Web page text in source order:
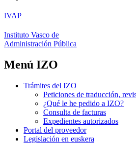
IVAP
Instituto Vasco de
Administración Pública
Menú IZO
Trámites del IZO
Peticiones de traducción,
¿Qué le he pedido a IZO?
Consulta de facturas
Expedientes autorizados
Portal del proveedor
Legislación en euskera